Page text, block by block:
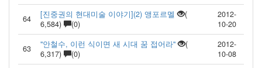
64 [진중권의 현대미술 이야기](2) 앵포르멜
(
6,584)
(0)
2012-
10-20
63 "안철수, 이런 식이면 새 시대 꿈 접어라"
(
6,317)
(0)
2012-
10-08